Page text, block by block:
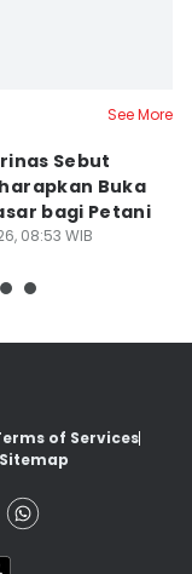
See More
Sebut
Buka
bagi Petani
08:53 WIB
of Services
Sitemap